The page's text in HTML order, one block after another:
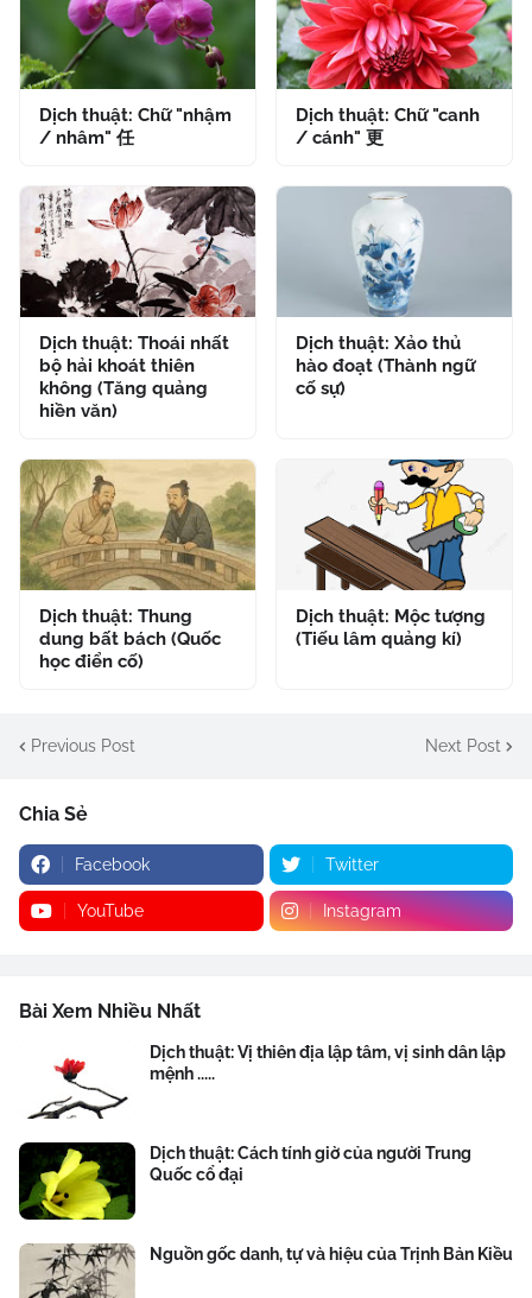
Dịch thuật: Chữ "nhậm
/ nhâm" 任
Dịch thuật: Chữ "canh
/ cánh" 更
Dịch thuật: Thoái nhất
bộ hải khoát thiên
không (Tăng quảng
hiền văn)
Dịch thuật: Xảo thủ
hào đoạt (Thành ngữ
cố sự)
Dịch thuật: Thung
dung bất bách (Quốc
học điển cố)
Dịch thuật: Mộc tượng
(Tiếu lâm quảng kí)
Previous Post Next Post
Chia Sẻ
Facebook Twitter
YouTube Instagram
Bài Xem Nhiều Nhất
Dịch thuật: Vị thiên địa lập tâm, vị sinh dân lập
mệnh .....
Dịch thuật: Cách tính giờ của người Trung
Quốc cổ đại
Nguồn gốc danh, tự và hiệu của Trịnh Bản Kiều